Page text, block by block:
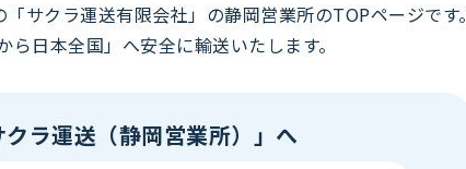
サクラ運送有限会社」の静岡営業所のTOPページです。
日本全国」へ安全に輸送いたします。
クラ運送（静岡営業所）」へ